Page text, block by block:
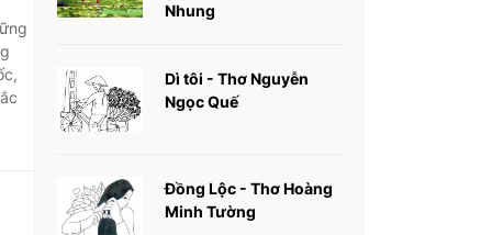
Nhung
Dì tôi - Thơ Nguyễn
Ngọc Quế
Đồng Lộc - Thơ Hoàng
Minh Tường